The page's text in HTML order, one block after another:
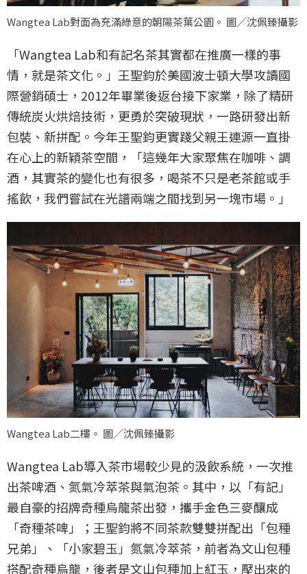
Wangtea Lab對面為充滿綠意的朝陽茶葉公園。 圖／沈佩臻攝影
「Wangtea Lab和有記名茶其實都在推廣一樣的事
情，就是茶文化。」王聖鈞於美國波士頓大學攻讀國
際營銷碩士，2012年畢業後返台接下家業，除了精研
傳統炭火烘焙技術，更勇於突破現狀，一路研發出新
包裝、新拼配。今年王聖鈞更實踐父親王連源一直掛
在心上的新穎茶空間，「這幾年大家聚焦在咖啡、調
酒，其實茶的變化也有很多，喝茶不只是老茶館或手
搖飲，我們嘗試在光譜兩端之間找到另一塊市場。」
Wangtea Lab二樓。 圖／沈佩臻攝影
Wangtea Lab導入茶市場較少見的汲飲系統，一次推
出茶啤酒、氮氣冷萃茶與氣泡茶。其中，以「有記」
最自豪的招牌奇種烏龍茶出發，攜手金色三麥釀成
「奇種茶啤」；王聖鈞將不同茶款雙雙拼配出「包種
兄弟」、「小家碧玉」氮氣冷萃茶，前者為文山包種
搭配奇種烏龍，後者是文山包種加上紅玉，壓出來的